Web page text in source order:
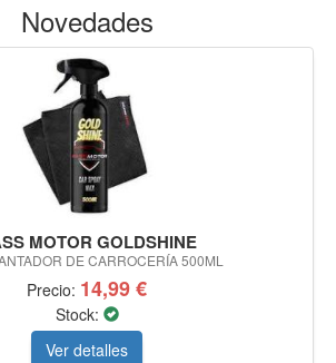
Novedades
MOTOR GOLDSHINE
DE CARROCERÍA 500ML
Precio: 14,99 €
Stock:
Ver detalles